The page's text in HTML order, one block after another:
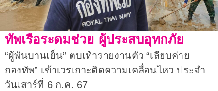
ทัพเรือระดมช่วย ผู้ประสบอุทกภัย
“ผู้พันบานเย็น” ตบเท้ารายงานตัว “เลียบค่าย
กองทัพ” เข้าเวรเกาะติดความเคลื่อนไหว ประจำ
วันเสาร์ที่ 6 ก.ค. 67